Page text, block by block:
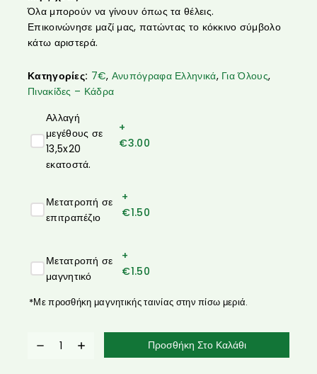
Όλα μπορούν να γίνουν όπως τα θέλεις.
Επικοινώνησε μαζί μας, πατώντας το κόκκινο σύμβολο
κάτω αριστερά.
Κατηγορίες: 7€, Ανυπόγραφα Ελληνικά, Για Όλους,
Πινακίδες – Κάδρα
Αλλαγή
μεγέθους σε
13,5x20
εκατοστά.
+
€3.00
Μετατροπή σε
επιτραπέζιο
+
€1.50
Μετατροπή σε
μαγνητικό
+
€1.50
*Με προσθήκη μαγνητικής ταινίας στην πίσω μεριά.
Προσθήκη Στο Καλάθι